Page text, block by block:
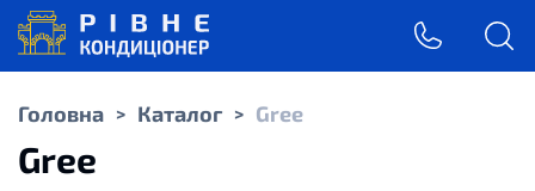
Головна > Каталог > Gree
Gree